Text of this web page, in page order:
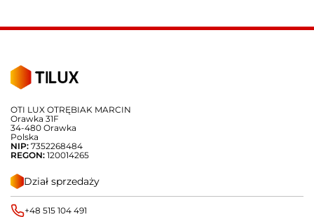
OTI LUX OTRĘBIAK MARCIN
Orawka 31F
34-480 Orawka
Polska
NIP: 7352268484
REGON: 120014265
Dział sprzedaży
+48 515 104 491